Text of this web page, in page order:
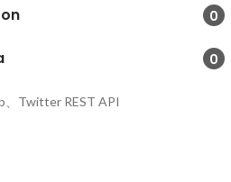
0
0
、Twitter REST API